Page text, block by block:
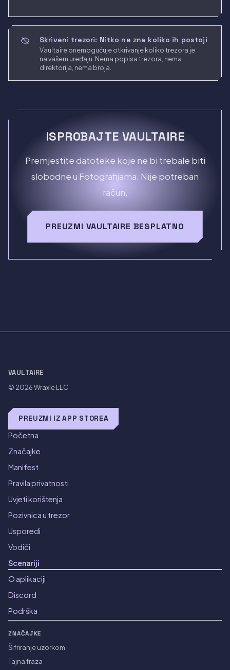
Skriveni trezori: Nitko ne zna koliko ih postoji
Vaultaire onemogućuje otkrivanje koliko trezora je
na vašem uređaju. Nema popisa trezora, nema
direktorija, nema broja.
ISPROBAJTE VAULTAIRE
Premjestite datoteke koje ne bi trebale biti
slobodne u Fotografijama. Nije potreban
račun.
PREUZMI VAULTAIRE BESPLATNO
VAULTAIRE
© 2026Wraxle LLC
PREUZMI IZ APP STOREA
Početna
Značajke
Manifest
Pravila privatnosti
Uvjeti korištenja
Pozivnica u trezor
Usporedi
Vodiči
Scenariji
O aplikaciji
Discord
Podrška
ZNAČAJKE
Šifriranje uzorkom
Tajna fraza